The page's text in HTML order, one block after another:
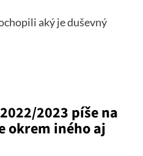
aký je duševný
2023 píše na
okrem iného aj